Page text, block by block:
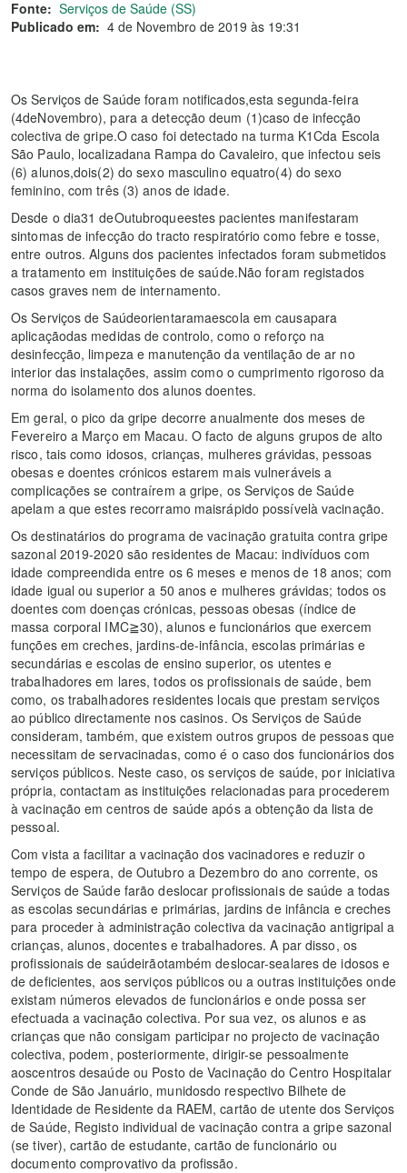
Fonte: Serviços de Saúde (SS)
Publicado em: 4 de Novembro de 2019 às 19:31
Os Serviços de Saúde foram notificados,esta segunda-feira
(4deNovembro), para a detecção deum (1)caso de infecção
colectiva de gripe.O caso foi detectado na turma K1Cda Escola
São Paulo, localizadana Rampa do Cavaleiro, que infectou seis
(6) alunos,dois(2) do sexo masculino equatro(4) do sexo
feminino, com três (3) anos de idade.
​Desde o dia31 deOutubroqueestes pacientes manifestaram
sintomas de infecção do tracto respiratório como febre e tosse,
entre outros. Alguns dos pacientes infectados foram submetidos
a tratamento em instituições de saúde.Não foram registados
casos graves nem de internamento.
​Os Serviços de Saúdeorientaramaescola em causapara
aplicaçãodas medidas de controlo, como o reforço na
desinfecção, limpeza e manutenção da ventilação de ar no
interior das instalações, assim como o cumprimento rigoroso da
norma do isolamento dos alunos doentes.
Em geral, o pico da gripe decorre anualmente dos meses de
Fevereiro a Março em Macau. O facto de alguns grupos de alto
risco, tais como idosos, crianças, mulheres grávidas, pessoas
obesas e doentes crónicos estarem mais vulneráveis a
complicações se contraírem a gripe, os Serviços de Saúde
apelam a que estes recorramo maisrápido possívelà vacinação.
Os destinatários do programa de vacinação gratuita contra gripe
sazonal 2019-2020 são residentes de Macau: indivíduos com
idade compreendida entre os 6 meses e menos de 18 anos; com
idade igual ou superior a 50 anos e mulheres grávidas; todos os
doentes com doenças crónicas, pessoas obesas (índice de
massa corporal IMC≧30), alunos e funcionários que exercem
funções em creches, jardins-de-infância, escolas primárias e
secundárias e escolas de ensino superior, os utentes e
trabalhadores em lares, todos os profissionais de saúde, bem
como, os trabalhadores residentes locais que prestam serviços
ao público directamente nos casinos. Os Serviços de Saúde
consideram, também, que existem outros grupos de pessoas que
necessitam de servacinadas, como é o caso dos funcionários dos
serviços públicos. Neste caso, os serviços de saúde, por iniciativa
própria, contactam as instituições relacionadas para procederem
à vacinação em centros de saúde após a obtenção da lista de
pessoal.
Com vista a facilitar a vacinação dos vacinadores e reduzir o
tempo de espera, de Outubro a Dezembro do ano corrente, os
Serviços de Saúde farão deslocar profissionais de saúde a todas
as escolas secundárias e primárias, jardins de infância e creches
para proceder à administração colectiva da vacinação antigripal a
crianças, alunos, docentes e trabalhadores. A par disso, os
profissionais de saúdeirãotambém deslocar-sealares de idosos e
de deficientes, aos serviços públicos ou a outras instituições onde
existam números elevados de funcionários e onde possa ser
efectuada a vacinação colectiva. Por sua vez, os alunos e as
crianças que não consigam participar no projecto de vacinação
colectiva, podem, posteriormente, dirigir-se pessoalmente
aoscentros desaúde ou Posto de Vacinação do Centro Hospitalar
Conde de São Januário, munidosdo respectivo Bilhete de
Identidade de Residente da RAEM, cartão de utente dos Serviços
de Saúde, Registo individual de vacinação contra a gripe sazonal
(se tiver), cartão de estudante, cartão de funcionário ou
documento comprovativo da profissão.